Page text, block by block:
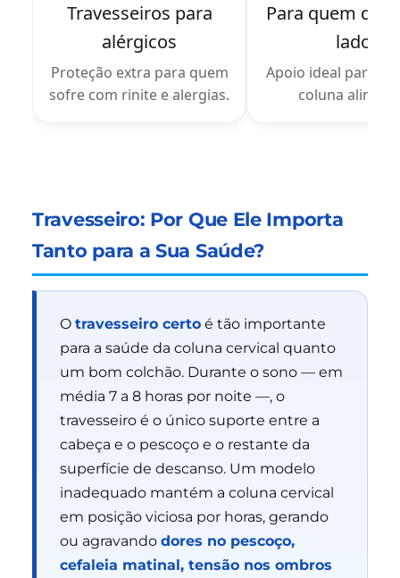
Travesseiros para
alérgicos
Proteção extra para quem
sofre com rinite e alergias.
Para quem
lado
Apoio ideal para
coluna
Travesseiro: Por Que Ele Importa
Tanto para a Sua Saúde?
O travesseiro certoé tão importante
para a saúde da coluna cervical quanto
um bom colchão. Durante o sono — em
média 7 a 8 horas por noite —, o
travesseiro é o único suporte entre a
cabeça e o pescoço e o restante da
superfície de descanso. Um modelo
inadequado mantém a coluna cervical
em posição viciosa por horas, gerando
ou agravando dores no pescoço,
cefaleia matinal, tensão nos ombros